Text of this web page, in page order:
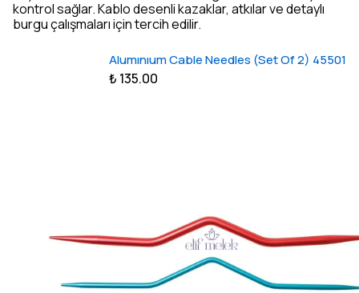
kontrol sağlar. Kablo desenli kazaklar, atkılar ve detaylı
burgu çalışmaları için tercih edilir.
Alumınıum Cable Needles (Set Of 2) 45501
₺ 135.00